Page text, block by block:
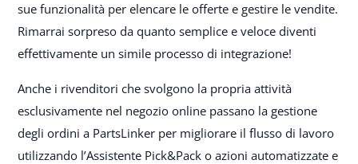
sue funzionalità per elencare le offerte e gestire le vendite.
Rimarrai sorpreso da quanto semplice e veloce diventi
effettivamente un simile processo di integrazione!
Anche i rivenditori che svolgono la propria attività
esclusivamente nel negozio online passano la gestione
degli ordini a PartsLinker per migliorare il flusso di lavoro
utilizzando l’Assistente Pick&Pack o azioni automatizzate e